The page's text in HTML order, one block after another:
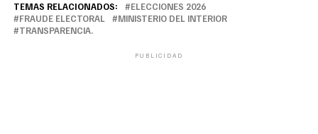
TEMAS RELACIONADOS:
ELECCIONES 2026
FRAUDE ELECTORAL
MINISTERIO DEL INTERIOR
TRANSPARENCIA.
PUBLICIDAD